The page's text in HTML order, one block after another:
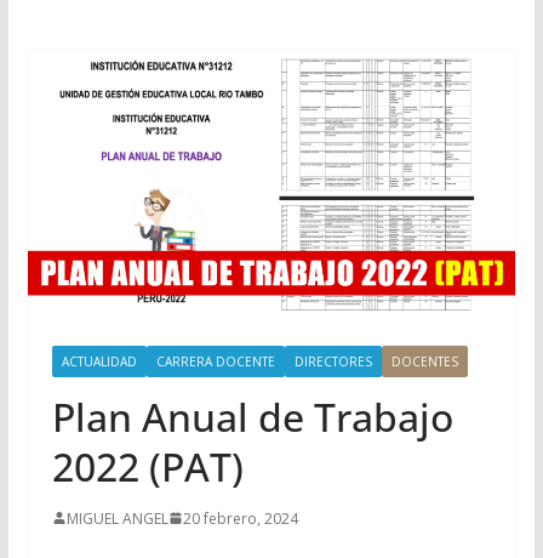
ACTUALIDAD CARRERA DOCENTE DIRECTORES DOCENTES
Plan Anual de Trabajo
2022 (PAT)
MIGUEL ANGEL 20 febrero, 2024